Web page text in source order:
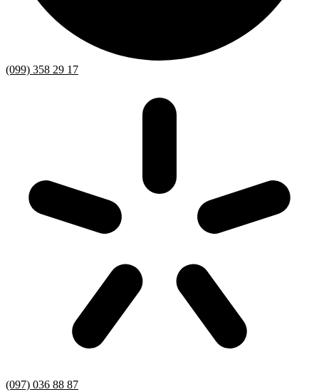
(099) 358 29 17
(097) 036 88 87